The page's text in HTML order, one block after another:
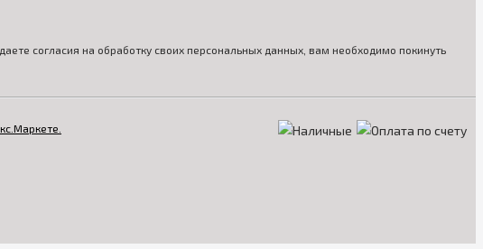
даете согласия на обработку своих персональных данных, вам необходимо покинуть